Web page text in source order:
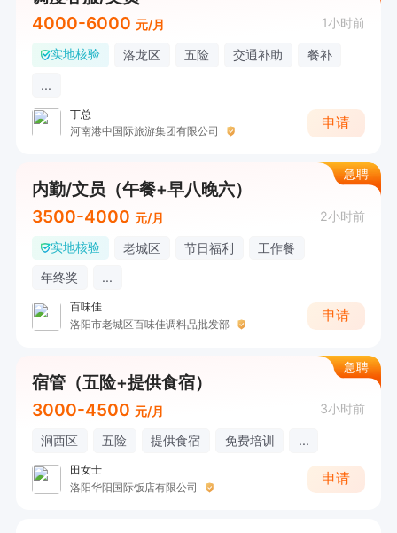
4000-6000 元/月 1小时前
实地核验 洛龙区 五险 交通补助
餐补
...
丁总
河南港中国际旅游集团有限公司
申请
急聘
内勤/文员（午餐+早八晚六）
3500-4000 元/月 2小时前
实地核验 老城区 节日福利
工作餐
年终奖
...
百味佳
洛阳市老城区百味佳调料品批发部
申请
急聘
宿管（五险+提供食宿）
3000-4500 元/月 3小时前
涧西区 五险 提供食宿 免费培训 ...
田女士
洛阳华阳国际饭店有限公司
申请